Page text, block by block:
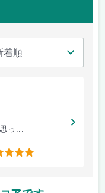
っ...